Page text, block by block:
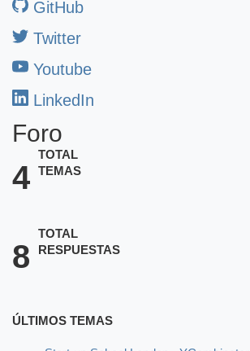
GitHub
Twitter
Youtube
LinkedIn
Foro
4
TOTAL
TEMAS
8
TOTAL
RESPUESTAS
ÚLTIMOS TEMAS